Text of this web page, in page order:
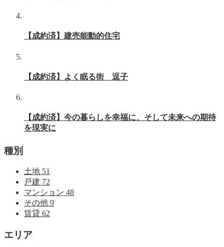
【成約済】建売能動的住宅
【成約済】よく眠る街 逗子
【成約済】今の暮らしを幸福に、そして未来への期待
を現実に
種別
土地 51
戸建 72
マンション 48
その他 9
賃貸 62
エリア